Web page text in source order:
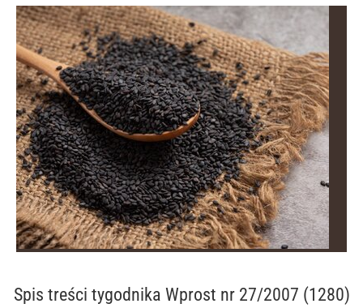
Spis treści tygodnika Wprost nr 27/2007 (1280)